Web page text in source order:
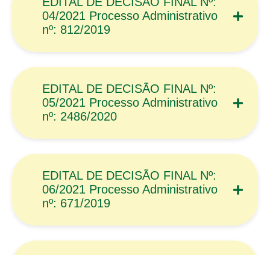
04/2021 Processo Administrativo
nº: 812/2019
EDITAL DE DECISÃO FINAL Nº:
05/2021 Processo Administrativo
nº: 2486/2020
EDITAL DE DECISÃO FINAL Nº:
06/2021 Processo Administrativo
nº: 671/2019